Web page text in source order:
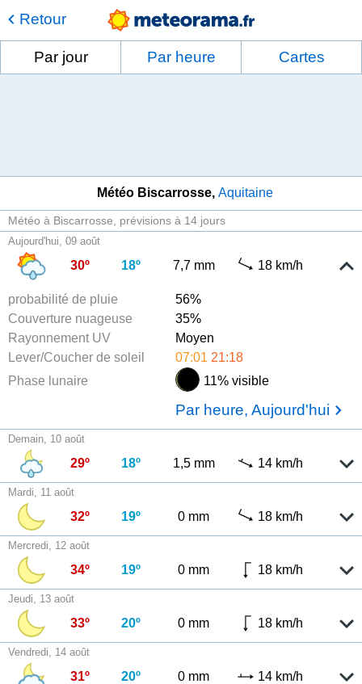
Retour
Par jour Par heure Cartes
Météo Biscarrosse Aquitaine
Météo à Biscarrosse prévisions à 14 jours
Aujourd'hui, 09 août
30º 18º 7,7 mm 18 km/h
probabilité de pluie
56%
Couverture nuageuse
35%
Rayonnement UV
Moyen
Lever/Coucher de soleil
07:01 21:18
Phase lunaire
11% visible
Par heure, Aujourd'hui
Demain, 10 août
29º 18º 1,5 mm 14 km/h
Mardi, 11 août
32º 19º 0 mm 18 km/h
Mercredi, 12 août
34º 19º 0 mm 18 km/h
Jeudi, 13 août
33º 20º 0 mm 18 km/h
Vendredi, 14 août
31º 20º 0 mm 14 km/h